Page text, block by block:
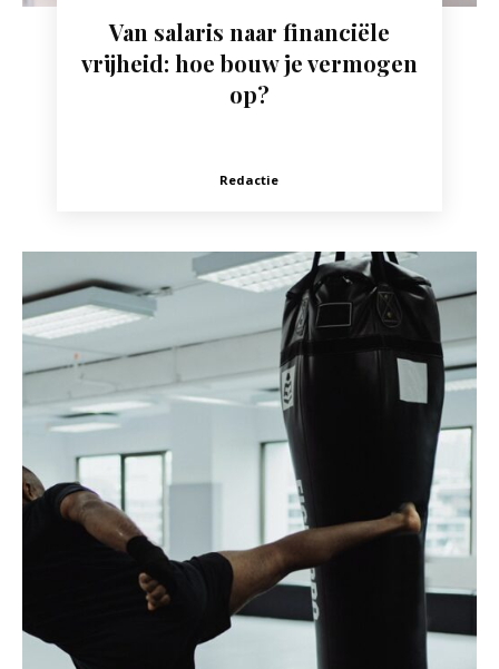
Van salaris naar financiële
vrijheid: hoe bouw je vermogen
op?
Redactie